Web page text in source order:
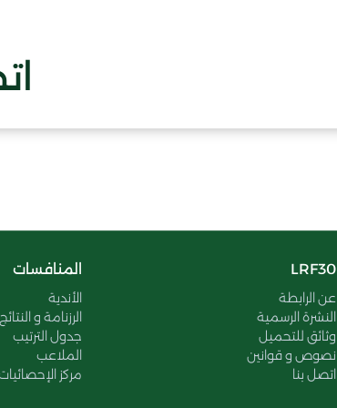
LRF30
عن الرابطة
النشرة الرسمية
وثائق للتحميل
نصوص و قوانين
اتصل بنا
المنافسات
الأندية
الرزنامة و النتائج
جدول الترتيب
الملاعب
مركز